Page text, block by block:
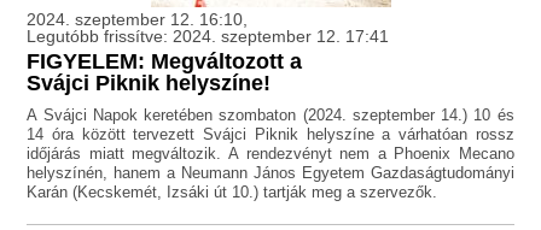
2024. szeptember 12. 16:10,
Legutóbb frissítve: 2024. szeptember 12. 17:41
FIGYELEM: Megváltozott a
Svájci Piknik helyszíne!
A Svájci Napok keretében szombaton (2024. szeptember 14.) 10 és
14 óra között tervezett Svájci Piknik helyszíne a várhatóan rossz
időjárás miatt megváltozik. A rendezvényt nem a Phoenix Mecano
helyszínén, hanem a Neumann János Egyetem Gazdaságtudományi
Karán (Kecskemét, Izsáki út 10.) tartják meg a szervezők.